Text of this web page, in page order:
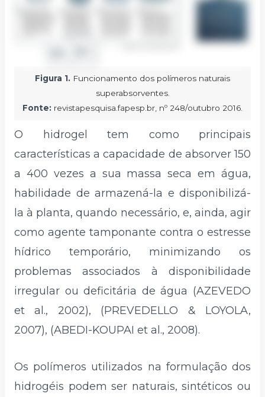
Figura 1. Funcionamento dos polímeros naturais
superabsorventes.
Fonte: revistapesquisa.fapesp.br nº 248/outubro 2016.
O hidrogel tem como principais
características a capacidade de absorver 150
a 400 vezes a sua massa seca em água,
habilidade de armazená-la e disponibilizá-
la à planta, quando necessário, e, ainda, agir
como agente tamponante contra o estresse
hídrico temporário, minimizando os
problemas associados à disponibilidade
irregular ou deficitária de água (AZEVEDO
et al., 2002), (PREVEDELLO & LOYOLA,
2007), (ABEDI-KOUPAI et al., 2008).
Os polímeros utilizados na formulação dos
hidrogéis podem ser naturais, sintéticos ou